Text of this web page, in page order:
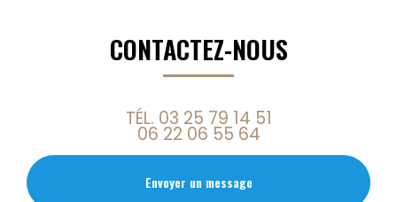
CONTACTEZ-NOUS
TÉL. 03 25 79 14 51
06 22 06 55 64
Envoyer un message